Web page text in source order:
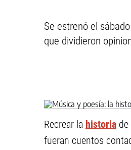
Se estrenó el
que dividieron
Recrear la historia
fueran cuentos